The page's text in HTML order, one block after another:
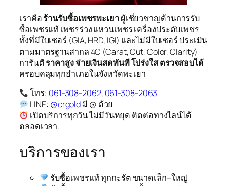
เราคือร้านรับซื้อเพชรพะเยาผู้เชี่ยวชาญด้านการรับ
ซื้อเพชรแท้ เพชรร่วง แหวนเพชร เครื่องประดับเพชร
ทั้งที่มีใบเซอร์ (GIA, HRD, IGI) และไม่มีใบเซอร์ ประเมิน
ตามมาตรฐานสากล 4C (Carat, Cut, Color, Clarity)
การันตีราคาสูง จ่ายเงินสดทันที โปร่งใส ตรวจสอบได้
ครอบคลุมทุกอำเภอในจังหวัดพะเยา
โทร: 061-308-2062, 061-308-2063
LINE: @crgoldมี @ ด้วย
เปิดบริการทุกวัน ไม่มีวันหยุด ติดต่อทางไลน์ได้
ตลอดเวลา.
บริการของเรา
รับซื้อเพชรแท้ ทุกกะรัต ขนาดเล็ก–ใหญ่